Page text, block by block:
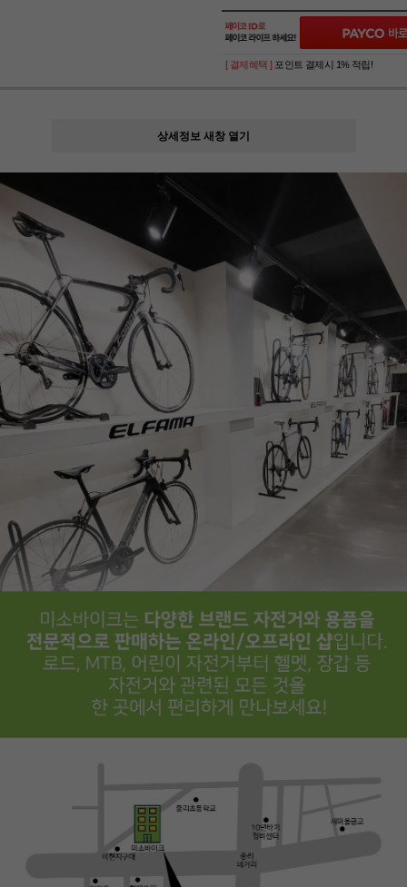
페이코 ID로
[ 결제혜택 ] 포인트 결제시 1% 적립!
상세정보 새창 열기